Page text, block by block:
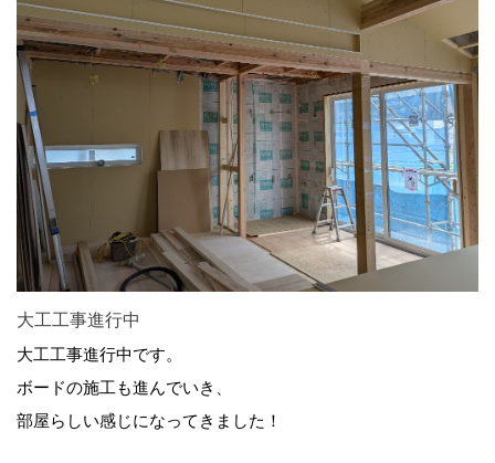
大工工事進行中
大工工事進行中です。
ボードの施工も進んでいき、
部屋らしい感じになってきました！